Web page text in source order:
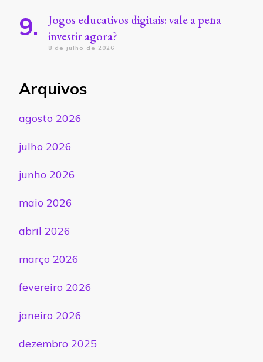
Jogos educativos digitais: vale a pena
investir agora?
8 de julho de 2026
Arquivos
agosto 2026
julho 2026
junho 2026
maio 2026
abril 2026
março 2026
fevereiro 2026
janeiro 2026
dezembro 2025